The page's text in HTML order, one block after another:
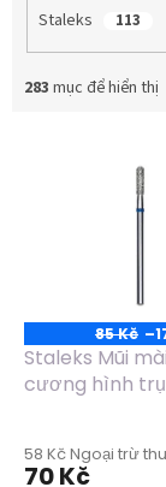
Staleks 113
283 mục để hiển thị
h
h
85 Kč
Staleks Mũi
cương hình
8mm -
58 Kč Ngoại trừ
70 Kč